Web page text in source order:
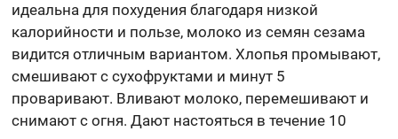
идеальна для похудения благодаря низкой
калорийности и пользе, молоко из семян сезама
видится отличным вариантом. Хлопья промывают,
смешивают с сухофруктами и минут 5
проваривают. Вливают молоко, перемешивают и
снимают с огня. Дают настояться в течение 10